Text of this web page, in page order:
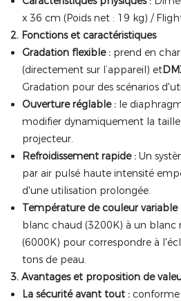
x 36 cm (Poids net : 19 kg) /
2. Fonctions et caractéristiques
Gradation flexible :prend en
(directement sur l’appareil) et
Gradation pour des scénarios
Ouverture réglable :le
modifier dynamiquement la
projecteur.
Refroidissement rapide :Un
par air pulsé haute intensité
d'une utilisation prolongée.
Température de couleur variable
blanc chaud (3200K) à un blanc
(6000K) pour correspondre à
tons de peau.
3. Avantages et proposition de
La sécurité avant tout :conforme